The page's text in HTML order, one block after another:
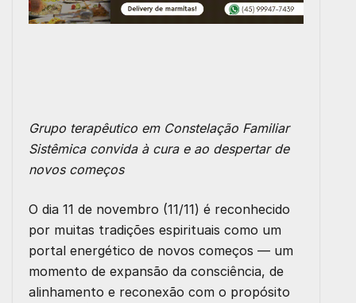
Grupo terapêutico em Constelação Familiar
Sistêmica convida à cura e ao despertar de
novos começos
O dia 11 de novembro (11/11) é reconhecido
por muitas tradições espirituais como um
portal energético de novos começos — um
momento de expansão da consciência, de
alinhamento e reconexão com o propósito